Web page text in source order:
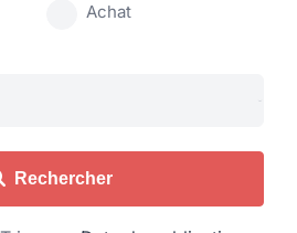
Achat
Rechercher